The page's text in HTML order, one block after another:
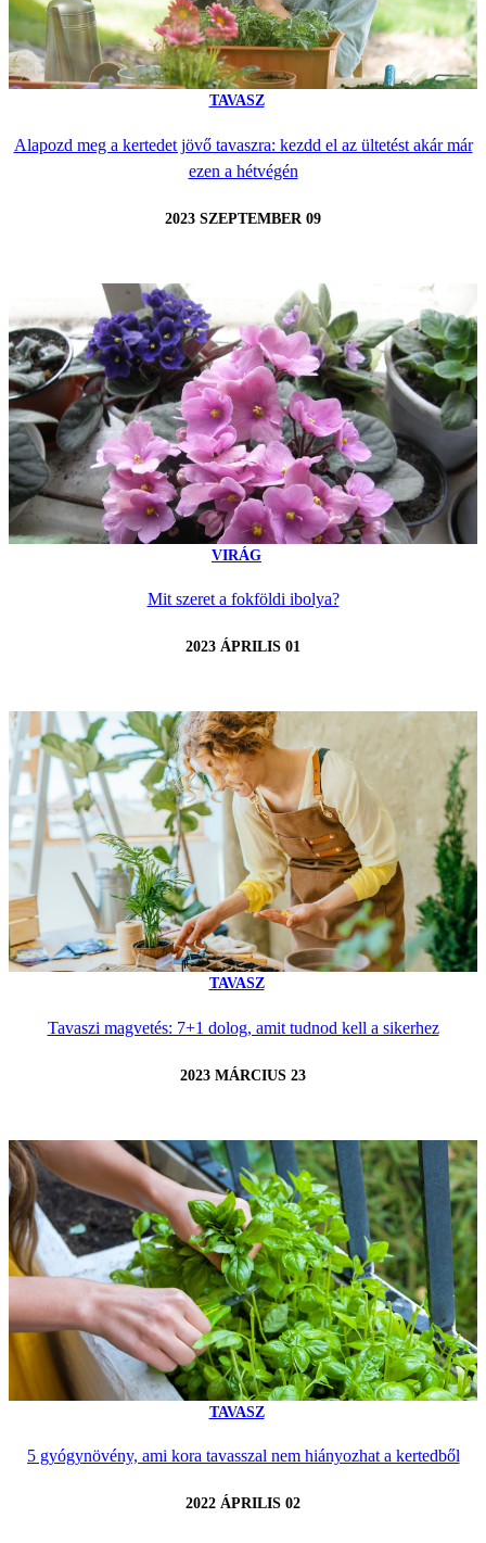
TAVASZ
Alapozd meg a kertedet jövő tavaszra: kezdd el az ültetést akár már
ezen a hétvégén
2023 SZEPTEMBER 09
VIRÁG
Mit szeret a fokföldi ibolya?
2023 ÁPRILIS 01
TAVASZ
Tavaszi magvetés: 7+1 dolog, amit tudnod kell a sikerhez
2023 MÁRCIUS 23
TAVASZ
5 gyógynövény, ami kora tavasszal nem hiányozhat a kertedből
2022 ÁPRILIS 02